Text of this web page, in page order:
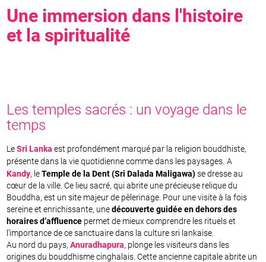
Une immersion dans l'histoire
et la spiritualité
Les temples sacrés : un voyage dans le
temps
LeSri Lanka est profondément marqué par la religion bouddhiste,
présente dans la vie quotidienne comme dans les paysages. A
Kandy, leTemple de la Dent (Sri Dalada Maligawa)se dresse au
cœur de la ville. Ce lieu sacré, qui abrite une précieuse relique du
Bouddha, est un site majeur de pèlerinage. Pour une visite à la fois
sereine et enrichissante, unedécouverte guidée en dehors des
horaires d’affluence permet de mieux comprendre les rituels et
l’importance de ce sanctuaire dans la culture sri lankaise.
Au nord du pays,Anuradhapura, plonge les visiteurs dans les
origines du bouddhisme cinghalais. Cette ancienne capitale abrite un